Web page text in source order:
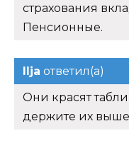
страхования
Пенсионные.
Ilja ответил(а)
Они красят
держите их